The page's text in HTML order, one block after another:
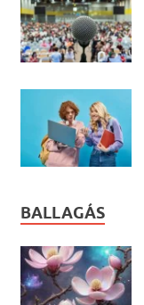
BALLAGÁS